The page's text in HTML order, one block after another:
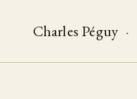
Charles Péguy ·